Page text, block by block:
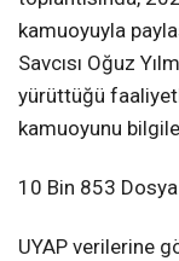
kamuoyuyla
Savcısı Oğuz
yürüttüğü
kamuoyunu
10 Bin 853 Dosya
UYAP verilerine